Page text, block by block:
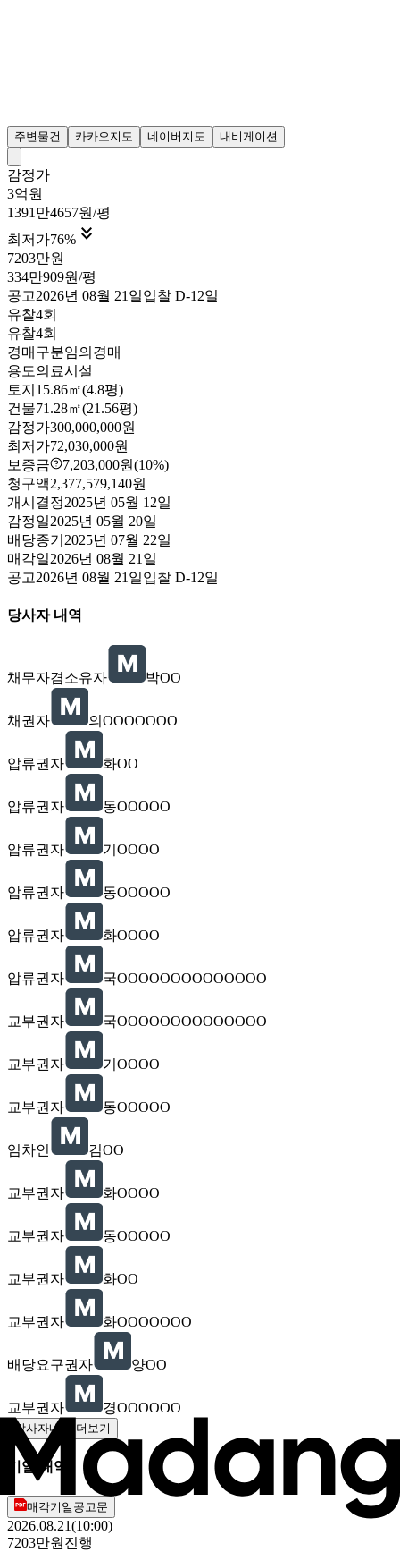
주변물건 카카오지도 네이버지도 내비게이션
감정가
3억원
1391만4657원/평
최저가76% 
7203만원
334만909원/평
공고2026년 08월 21일입찰 D-12일
유찰4회
유찰4회
경매구분임의경매
용도의료시설
토지 15.86㎡(4.8평)
건물71.28㎡(21.56평)
감정가300,000,000원
최저가72,030,000원
보증금
7,203,000원(10%)
청구액2,377,579,140원
개시결정2025년 05월 12일
감정일2025년 05월 20일
배당종기 2025년 07월 22일
매각일2026년 08월 21일
공고2026년 08월 21일입찰 D-12일
당사자 내역
채무자겸소유자 박OO
채권자 의OOOOOOO
압류권자 화OO
압류권자 동OOOOO
압류권자 기OOOO
압류권자 동OOOOO
압류권자 화OOOO
압류권자 국OOOOOOOOOOOOOO
교부권자 국OOOOOOOOOOOOOO
교부권자 기OOOO
교부권자 동OOOOO
임차인 김OO
교부권자 화OOOO
교부권자 동OOOOO
교부권자 화OO
교부권자 화OOOOOOO
배당요구권자 양OO
교부권자 경OOOOOO
당사자내역 더보기
기일 내역
매각기일공고문
2026.08.21(10:00)
7203만원 진행